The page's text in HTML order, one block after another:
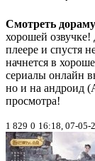
Смотреть
хорошей
плеере и спустя
начнется в
сериалы онлайн
но и на андроид
просмотра!
1 829 0 16:18, 07-05-